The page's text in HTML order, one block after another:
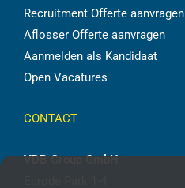
Recruitment Offerte aanvragen
Aflosser Offerte aanvragen
Aanmelden als Kandidaat
Open Vacatures
CONTACT
VDB Group GmbH